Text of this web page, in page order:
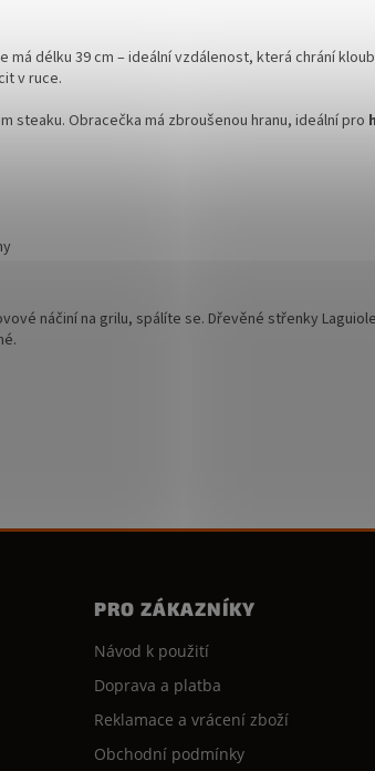
má délku 39 cm – ideální vzdálenost, která chrání
v ruce.
steaku. Obracečka má zbroušenou hranu, ideální pro
náčiní na grilu, spálíte se. Dřevěné střenky Laguiole
PRO ZÁKAZNÍKY
Návod k použití
Doprava a platba
Reklamace a vrácení zboží
Obchodní podmínky